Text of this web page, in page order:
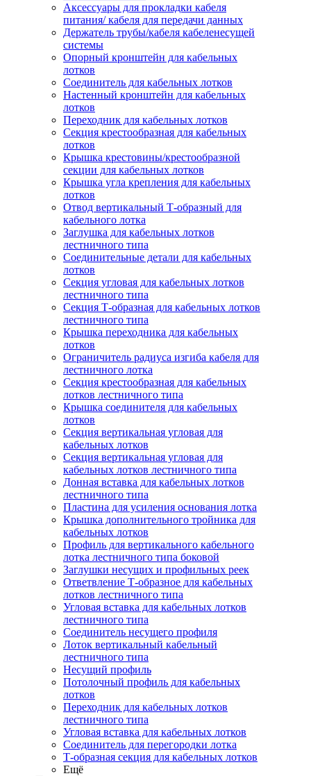
Аксессуары для прокладки кабеля
питания/ кабеля для передачи данных
Держатель трубы/кабеля кабеленесущей
системы
Опорный кронштейн для кабельных
лотков
Соединитель для кабельных лотков
Настенный кронштейн для кабельных
лотков
Переходник для кабельных лотков
Секция крестообразная для кабельных
лотков
Крышка крестовины/крестообразной
секции для кабельных лотков
Крышка угла крепления для кабельных
лотков
Отвод вертикальный Т-образный для
кабельного лотка
Заглушка для кабельных лотков
лестничного типа
Соединительные детали для кабельных
лотков
Секция угловая для кабельных лотков
лестничного типа
Секция Т-образная для кабельных лотков
лестничного типа
Крышка переходника для кабельных
лотков
Ограничитель радиуса изгиба кабеля для
лестничного лотка
Секция крестообразная для кабельных
лотков лестничного типа
Крышка соединителя для кабельных
лотков
Секция вертикальная угловая для
кабельных лотков
Секция вертикальная угловая для
кабельных лотков лестничного типа
Донная вставка для кабельных лотков
лестничного типа
Пластина для усиления основания лотка
Крышка дополнительного тройника для
кабельных лотков
Профиль для вертикального кабельного
лотка лестничного типа боковой
Заглушки несущих и профильных реек
Ответвление Т-образное для кабельных
лотков лестничного типа
Угловая вставка для кабельных лотков
лестничного типа
Соединитель несущего профиля
Лоток вертикальный кабельный
лестничного типа
Несущий профиль
Потолочный профиль для кабельных
лотков
Переходник для кабельных лотков
лестничного типа
Угловая вставка для кабельных лотков
Соединитель для перегородки лотка
Т-образная секция для кабельных лотков
Ещё